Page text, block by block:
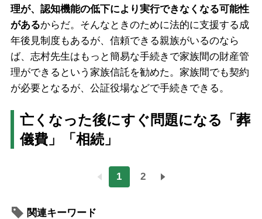
理が、認知機能の低下により実行できなくなる可能性
があるからだ。そんなときのために法的に支援する成
年後見制度もあるが、信頼できる親族がいるのなら
ば、志村先生はもっと簡易な手続きで家族間の財産管
理ができるという家族信託を勧めた。家族間でも契約
が必要となるが、公証役場などで手続きできる。
亡くなった後にすぐ問題になる「葬
儀費」「相続」
1 2
関連キーワード